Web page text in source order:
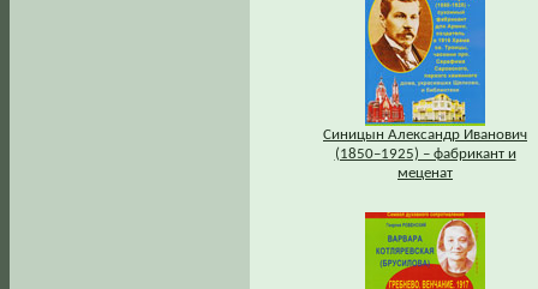
Синицын Александр Иванович
(1850–1925) – фабрикант и
меценат